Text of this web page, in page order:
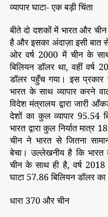
व्यापार घाटा- एक बड़ी चिंता
बीते दो दशकों में भारत और
है और इसका अंदाज़ा इसी बात
ओर वर्ष 2000 में चीन के
बिलियन डॉलर था, वहीं वर्ष
डॉलर पहुँच गया। इस प्रकार
भारत के साथ व्यापार करने
विदेश मंत्रालय द्वारा जारी
देशों का कुल व्यापार 95.54
भारत द्वारा कुल निर्यात मात्र
चीन ने भारत से जितना
बेचा। उल्लेखनीय है कि भारत
चीन के साथ ही है, वर्ष 2018
घाटा 57.86 बिलियन डॉलर का
धारा 370 और चीन